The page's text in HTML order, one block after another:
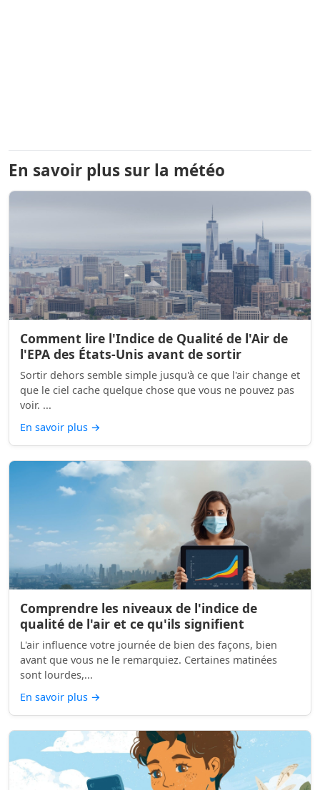
En savoir plus sur la météo
Comment lire l'Indice de Qualité de l'Air de
l'EPA des États-Unis avant de sortir
Sortir dehors semble simple jusqu'à ce que l'air change et
que le ciel cache quelque chose que vous ne pouvez pas
voir. ...
En savoir plus →
Comprendre les niveaux de l'indice de
qualité de l'air et ce qu'ils signifient
L'air influence votre journée de bien des façons, bien
avant que vous ne le remarquiez. Certaines matinées
sont lourdes,...
En savoir plus →